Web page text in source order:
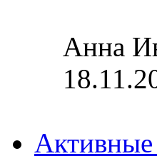
Анна